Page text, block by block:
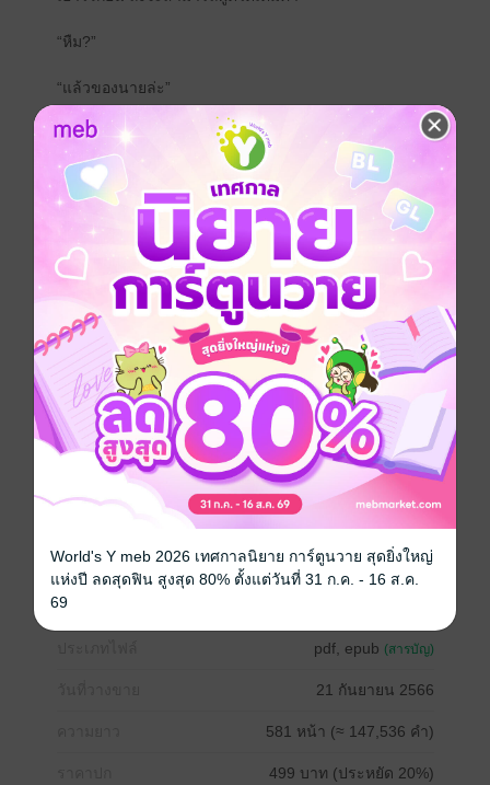
“หืม?”
“แล้วของนายล่ะ”
“ผมไม่มีไทป์ที่กำหนดไว้หรอกครับ” แต่คนอย่างคุณก็น่า
สนใจอยู่ไม่น้อยเลยนะครับ ทรงเสืออย่างคุณเวลาอ้อนคง
น่ารักไม่ใช่เล่น ถ้าหากมั่นใจว่าคุณไม่มีปลอกคอสวมอยู่
เมื่อไรแล้วล่ะก็ ผมคงกระโดดลงไปเล่นกับเสืออย่างคุณ
โดยไม่ลังเล แล้วหากเกิดถูกใจขึ้นมา ผมจะเป็นคนสวม
ปลอกคอให้คุณจนไม่สามารถไปไหนได้เลยคอยดู
You're so fucking hot, babe.
- เธอมันร้อนแรงสุด ๆ เด็กน้อย -
-----
ช่องทางติดต่อไรท์
facebook @Angunouan
Twitter @Angunouan
แอกชัน 18+ มาเฟีย
บอดี้การ์ด
pdf, epub (สารบัญ)
21 กันยายน 2566
581 หน้า (≈ 147,536 คำ)
499 บาท (ประหยัด 20%)
World's Y meb 2026 เทศกาลนิยาย การ์ตูนวาย สุดยิ่งใหญ่
แห่งปี ลดสุดฟิน สูงสุด 80% ตั้งแต่วันที่ 31 ก.ค. - 16 ส.ค.
69